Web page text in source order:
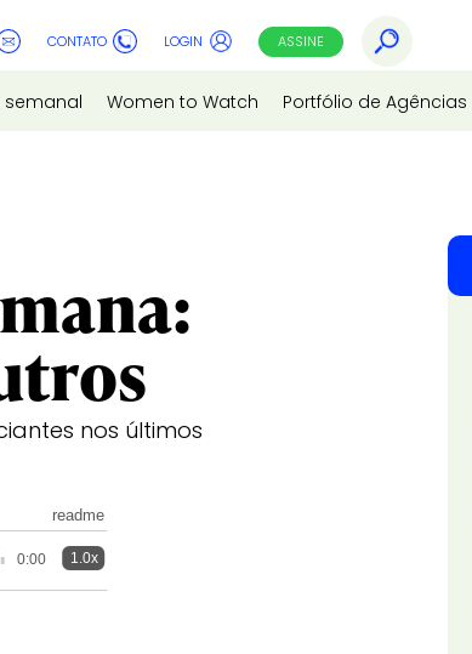
CONTATO LOGIN ASSINE
semanal Women to Watch Portfólio de Agências
nos últimos
readme
0:00 1.0x